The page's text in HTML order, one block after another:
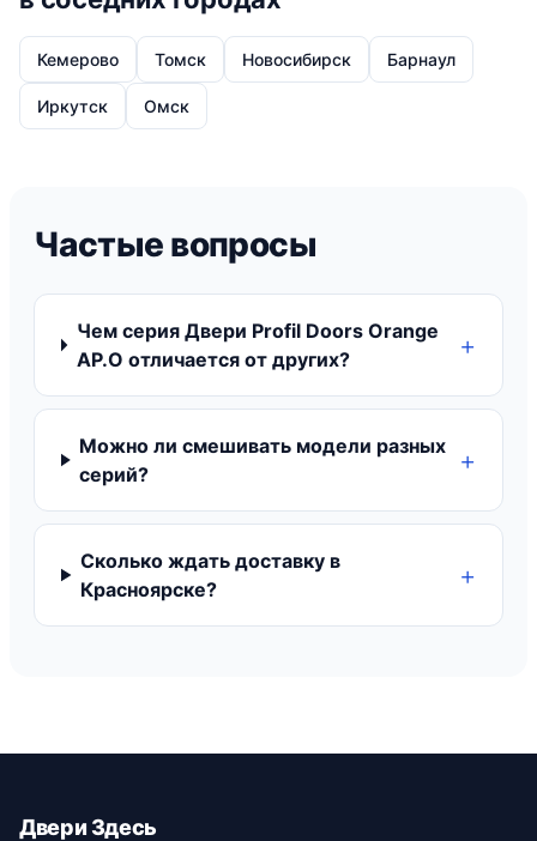
Кемерово Томск Новосибирск Барнаул
Иркутск Омск
Частые вопросы
Чем серия Двери Profil Doors Orange
AP.O отличается от других?
Можно ли смешивать модели разных
серий?
Сколько ждать доставку в
Красноярске?
Двери Здесь